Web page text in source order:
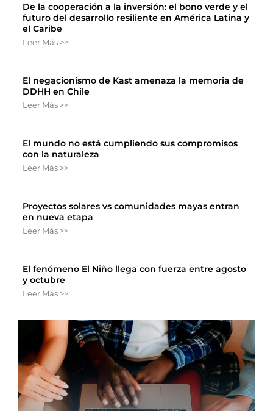
De la cooperación a la inversión: el bono verde y el
futuro del desarrollo resiliente en América Latina y
el Caribe
Leer Más >>
El negacionismo de Kast amenaza la memoria de
DDHH en Chile
Leer Más >>
El mundo no está cumpliendo sus compromisos
con la naturaleza
Leer Más >>
Proyectos solares vs comunidades mayas entran
en nueva etapa
Leer Más >>
El fenómeno El Niño llega con fuerza entre agosto
y octubre
Leer Más >>